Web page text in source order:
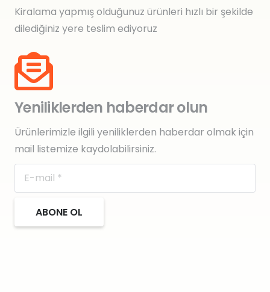
Kiralama yapmış olduğunuz ürünleri hızlı bir şekilde
dilediğiniz yere teslim ediyoruz
Yeniliklerden haberdar olun
Ürünlerimizle ilgili yeniliklerden haberdar olmak için
mail listemize kaydolabilirsiniz.
ABONE OL